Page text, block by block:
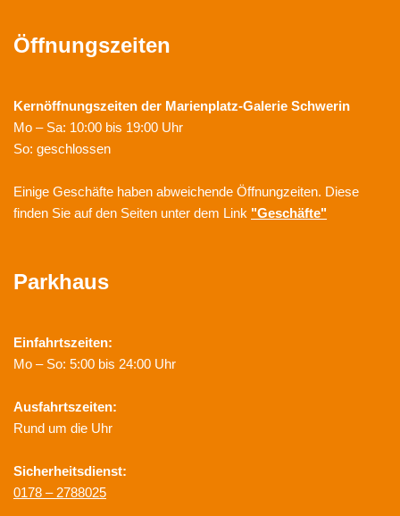
Öffnungszeiten
Kernöffnungszeiten der Marienplatz-Galerie Schwerin
Mo – Sa: 10:00 bis 19:00 Uhr
So: geschlossen
Einige Geschäfte haben abweichende Öffnungzeiten. Diese
finden Sie auf den Seiten unter dem Link "Geschäfte"
Parkhaus
Einfahrtszeiten:
Mo – So: 5:00 bis 24:00 Uhr
Ausfahrtszeiten:
Rund um die Uhr
Sicherheitsdienst:
0178 – 2788025